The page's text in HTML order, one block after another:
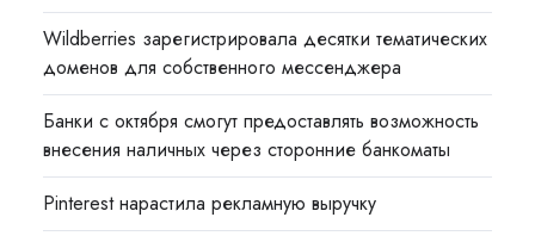
Wildberries зарегистрировала десятки тематических
доменов для собственного мессенджера
Банки с октября смогут предоставлять возможность
внесения наличных через сторонние банкоматы
Pinterest нарастила рекламную выручку